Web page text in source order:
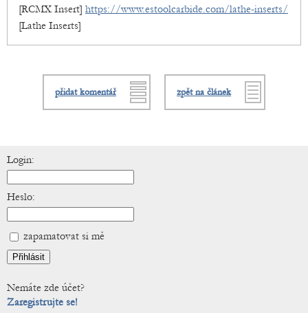
[RCMX Insert] https://www.estoolcarbide.com/lathe-inserts/
[Lathe Inserts]
přidat komentář zpět na článek
Login:
Heslo:
zapamatovat si mě
Nemáte zde účet?
Zaregistrujte se!